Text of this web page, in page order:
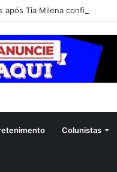
Tia Milena confirmar fim
Colunistas